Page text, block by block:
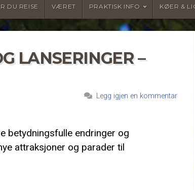
DU REISE VÆRET PRAKTISK INFO KØER &
LANSERINGER –
Legg igjen en kommentar
betydningsfulle endringer og
attraksjoner og parader til